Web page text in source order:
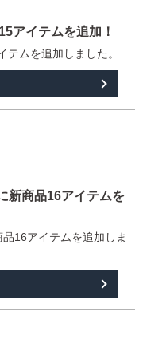
アイテムを追加！
テムを追加しました。
新商品16アイテムを
16アイテムを追加しま